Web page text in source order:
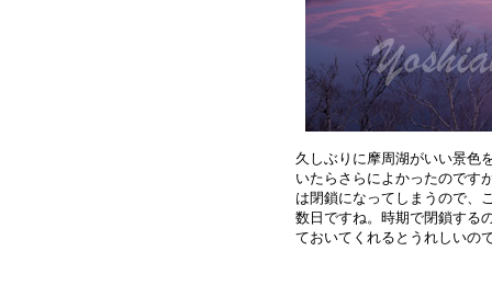
久しぶりに摩周湖がいい景色
いたらさらによかったのです
は閉鎖になってしまうので、
数日ですね。時期で閉鎖する